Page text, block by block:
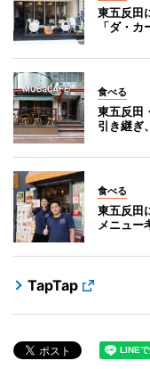
東五反田
「ダ・
食べる
東五反田
引き継ぎ
食べる
東五反田
メニュー
TapTap